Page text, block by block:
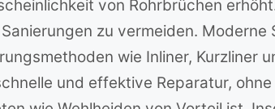
von Rohrbrüchen
zu vermeiden.
wie Inliner, Kurzliner
und effektive Reparatur,